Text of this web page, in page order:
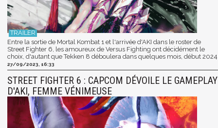
Entre la sortie de Mortal Kombat 1 et l'arrivée d'AKI dans le roster de
Street Fighter 6, les amoureux de Versus Fighting ont décidément le
choix, d'autant que Tekken 8 déboulera dans quelques mois, début 2024
27/09/2023, 16:33
STREET FIGHTER 6 : CAPCOM DÉVOILE LE GAMEPLAY
D'AKI, FEMME VÉNIMEUSE